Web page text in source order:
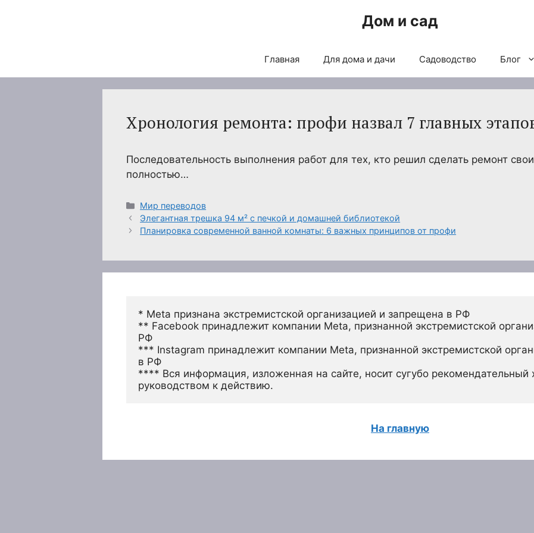
Дом и сад
Главная Для дома и дачи Садоводство Блог
Хронология ремонта: профи назвал 7 главных
Последовательность выполнения работ для тех, кто решил сделать ремонт
полностью…
Рубрики
Мир переводов
Элегантная трешка 94 м² с печкой и домашней библиотекой
Планировка современной ванной комнаты: 6 важных принципов от профи
* Meta признана экстремистской организацией и запрещена в РФ
** Facebook принадлежит компании Meta, признанной экстремистской
РФ
*** Instagram принадлежит компании Meta, признанной экстремистской
в РФ
**** Вся информация, изложенная на сайте, носит сугубо рекомендательный
руководством к действию.
На главную